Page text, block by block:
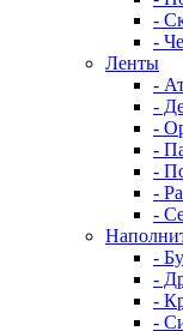
-
-
Ленты
-
-
-
-
-
-
-
-
-
-
-